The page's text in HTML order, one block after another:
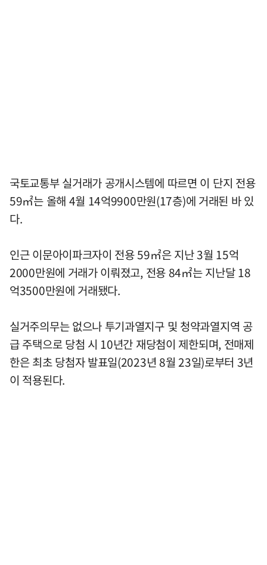
국토교통부 실거래가 공개시스템에 따르면 이 단지 전용
59㎡는 올해 4월 14억9900만원(17층)에 거래된 바 있
다.
인근 이문아이파크자이 전용 59㎡은 지난 3월 15억
2000만원에 거래가 이뤄졌고, 전용 84㎡는 지난달 18
억3500만원에 거래됐다.
실거주의무는 없으나 투기과열지구 및 청약과열지역 공
급 주택으로 당첨 시 10년간 재당첨이 제한되며, 전매제
한은 최초 당첨자 발표일(2023년 8월 23일)로부터 3년
이 적용된다.